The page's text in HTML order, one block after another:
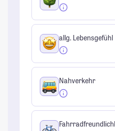
allg. Lebensgefühl
Nahverkehr